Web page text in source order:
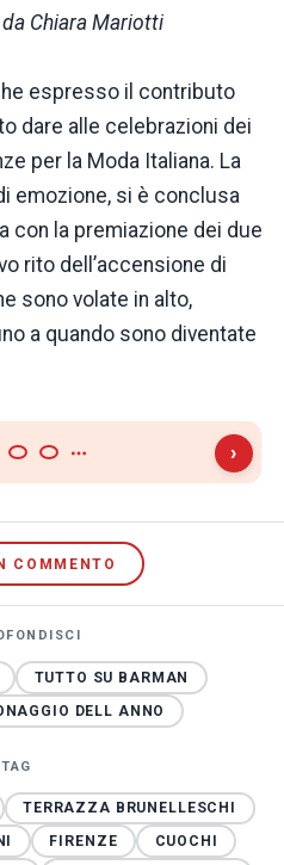
Chiara Mariotti
espresso il contributo
dare alle celebrazioni dei
per la Moda Italiana. La
emozione, si è conclusa
con la premiazione dei due
rito dell’accensione di
sono volate in alto,
a quando sono diventate
›
COMMENTO
TUTTO SU BARMAN
DELL ANNO
TAG
TERRAZZA BRUNELLESCHI
FIRENZE
CUOCHI